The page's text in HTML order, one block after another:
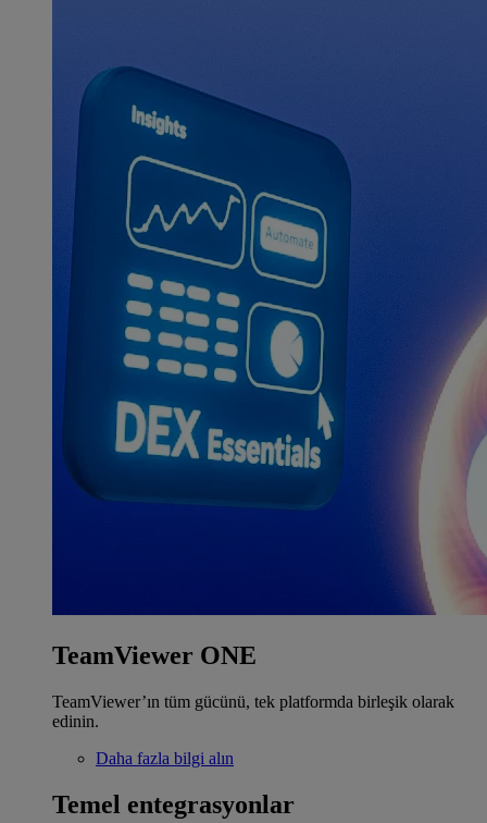
TeamViewer ONE
TeamViewer’ın tüm gücünü, tek platformda birleşik olarak
edinin.
Daha fazla bilgi alın
Temel entegrasyonlar